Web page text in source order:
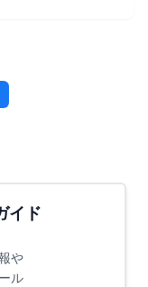
イド
や
ル